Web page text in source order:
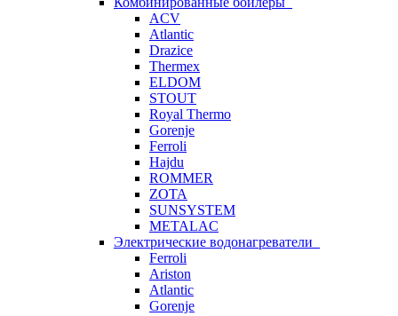
ACV
Atlantic
Drazice
Thermex
ELDOM
STOUT
Royal Thermo
Gorenje
Ferroli
Hajdu
ROMMER
ZOTA
SUNSYSTEM
METALAC
Электрические водонагреватели
Ferroli
Ariston
Atlantic
Gorenje